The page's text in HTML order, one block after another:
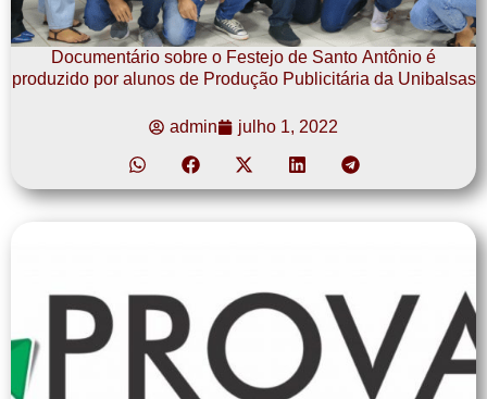
Documentário sobre o Festejo de Santo Antônio é
produzido por alunos de Produção Publicitária da Unibalsas
admin julho 1, 2022